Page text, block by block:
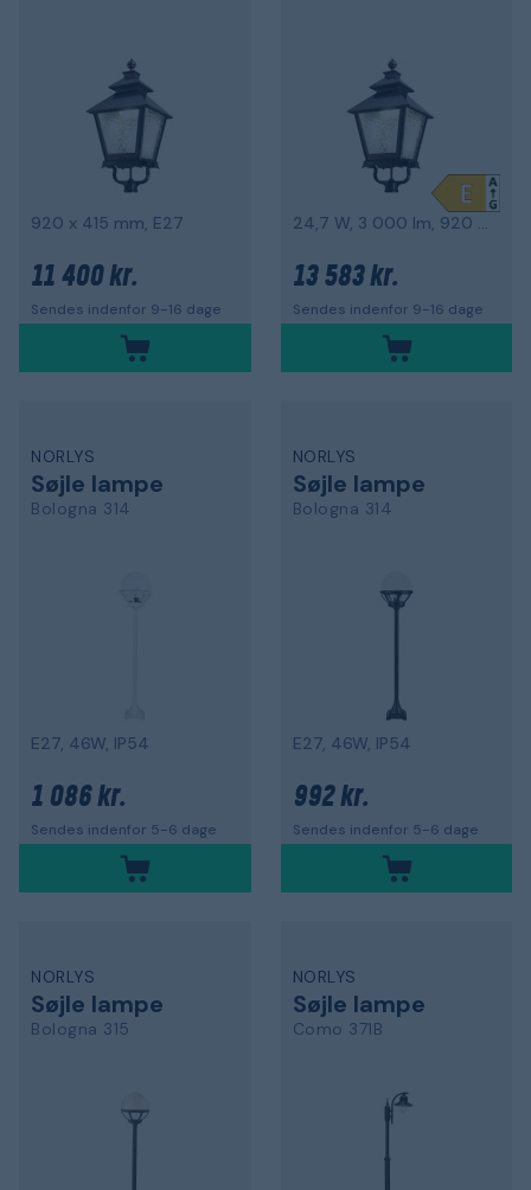
920 x 415 mm, E27
11 400 kr.
Sendes indenfor 9-16 dage
24,7 W, 3 000 lm, 920 x 415 mm
13 583 kr.
Sendes indenfor 9-16 dage
NORLYS
Søjle lampe
Bologna 314
E27, 46W, IP54
1 086 kr.
Sendes indenfor 5-6 dage
NORLYS
Søjle lampe
Bologna 314
E27, 46W, IP54
992 kr.
Sendes indenfor 5-6 dage
NORLYS
Søjle lampe
Bologna 315
NORLYS
Søjle lampe
Como 371B